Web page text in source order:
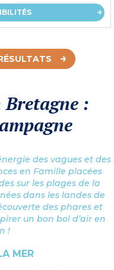
Bretagne :
des vagues et des
en Famille placées
sur les plages de la
dans les landes de
des phares et
un bon bol d’air en
!
MER